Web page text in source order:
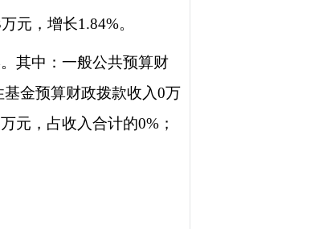
元，增长1.84%。
其中：一般公共预算财
金预算财政拨款收入0万
元，占收入合计的0%；